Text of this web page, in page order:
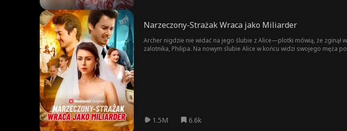
Narzeczony-Strażak Wraca jako Miliarder
Archer nigdzie nie widać na jego ślubie z Alice—plotki mówią, że zginął
zalotnika, Philipa. Na nowym ślubie Alice w końcu widzi swojego męża
1.5M 6.6k